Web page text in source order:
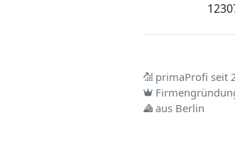
primaProfi seit
aus Berlin